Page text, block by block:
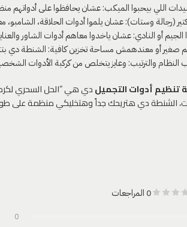
اللي بيحبوا الميكب: عشان يحافظوا على أدواتهم
(رجالة وستات): عشان يلموا أدوات الحلاقة،
الجيم أو النادي: عشان ياخدوا معاهم أدوات الشاور
صغير أو معندهمش مساحة تخزين كافية: الشنطة دي
والترتيب: وعايز يتخلص من كركبة الأدوات
أدوات التجميلدي هي “الحل السحري
الشنطة دي هتريحك جداً وهتخليكي منظمة على
0 المراجعات
0